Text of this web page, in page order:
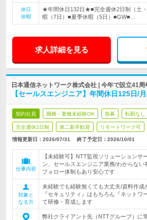
休日
休暇
★年間休日132日★■完全週休2日制（土
暇（7日）■夏季休暇（5日）■GW■…
求人詳細を見る
日本通信ネットワーク株式会社 | 今年で設立41周
【セールスエンジニア】年間休日125日/
契約社員 職種・業種未経験OK 急募 転勤なし
完全週休2日制 第二新卒歓迎 リモートワーク可
情報更新日：2026/07/31 終了予定日： 2026/10/01
仕事内容
【未経験可】NTT監視ソリューションサ
ン、セールスエンジニア業務/わからない
フォロー体制もあり安心です
対象と
なる方
未経験でも経験無くても大丈夫/資料作成
『セキュリティ』はもちろん『ネットワ
て研修・育成します
弊社クライアント先（NTTグループ）に